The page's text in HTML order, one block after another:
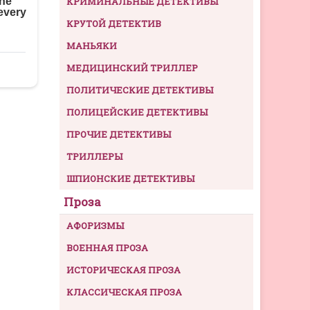
КРУТОЙ ДЕТЕКТИВ
МАНЬЯКИ
МЕДИЦИНСКИЙ ТРИЛЛЕР
ПОЛИТИЧЕСКИЕ ДЕТЕКТИВЫ
ПОЛИЦЕЙСКИЕ ДЕТЕКТИВЫ
ПРОЧИЕ ДЕТЕКТИВЫ
ТРИЛЛЕРЫ
ШПИОНСКИЕ ДЕТЕКТИВЫ
Проза
АФОРИЗМЫ
ВОЕННАЯ ПРОЗА
ИСТОРИЧЕСКАЯ ПРОЗА
КЛАССИЧЕСКАЯ ПРОЗА